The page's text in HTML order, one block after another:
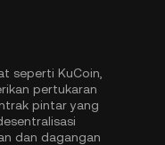
seperti KuCoin,
pertukaran
pintar yang
dan dagangan